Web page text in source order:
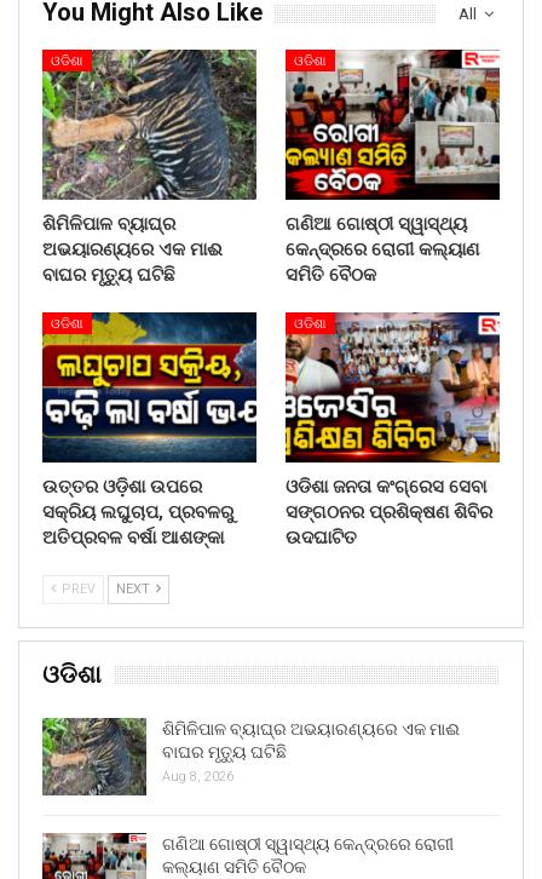
All
You Might Also Like
ଓଡିଶା
ଶିମିଳିପାଳ ବ୍ୟାଘ୍ର
ଅଭୟାରଣ୍ୟରେ ଏକ ମାଈ
ବାଘର ମୃତ୍ୟୁ ଘଟିଛି
ଓଡିଶା
ଗଣିଆ ଗୋଷ୍ଠୀ ସ୍ୱାସ୍ଥ୍ୟ
କେନ୍ଦ୍ରରେ ରୋଗୀ କଲ୍ୟାଣ
ସମିତି ବୈଠକ
ଓଡିଶା
ଉତ୍ତର ଓଡ଼ିଶା ଉପରେ
ସକ୍ରିୟ ଲଘୁଚାପ, ପ୍ରବଳରୁ
ଅତିପ୍ରବଳ ବର୍ଷା ଆଶଙ୍କା
ଓଡିଶା
ଓଡିଶା ଜନତା କଂଗ୍ରେସ ସେବା
ସଙ୍ଗଠନର ପ୍ରଶିକ୍ଷଣ ଶିବିର
ଉଦଘାଟିତ
PREV NEXT
ଓଡିଶା
ଶିମିଳିପାଳ ବ୍ୟାଘ୍ର ଅଭୟାରଣ୍ୟରେ ଏକ ମାଈ
ବାଘର ମୃତ୍ୟୁ ଘଟିଛି
Aug 8, 2026
ଗଣିଆ ଗୋଷ୍ଠୀ ସ୍ୱାସ୍ଥ୍ୟ କେନ୍ଦ୍ରରେ ରୋଗୀ
କଲ୍ୟାଣ ସମିତି ବୈଠକ